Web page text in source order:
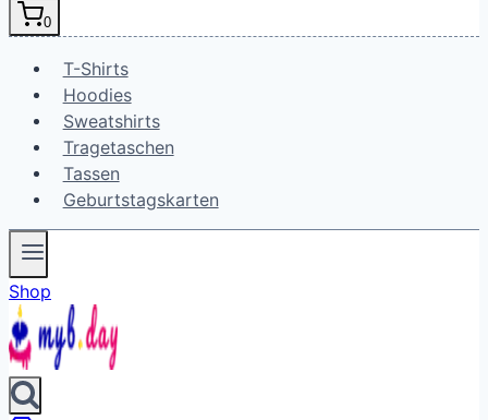
0
T-Shirts
Hoodies
Sweatshirts
Tragetaschen
Tassen
Geburtstagskarten
Shop